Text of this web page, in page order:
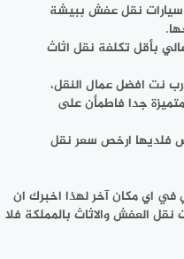
نقل عفش ببيشة
بأقل تكلفة نقل اثاث
نت افضل عمال النقل،
جدا فاطمأن على
ارخص سعر نقل
في اي مكان آخر لهذا اخبرك ان
العفش والاثاث بالمملكة فلا